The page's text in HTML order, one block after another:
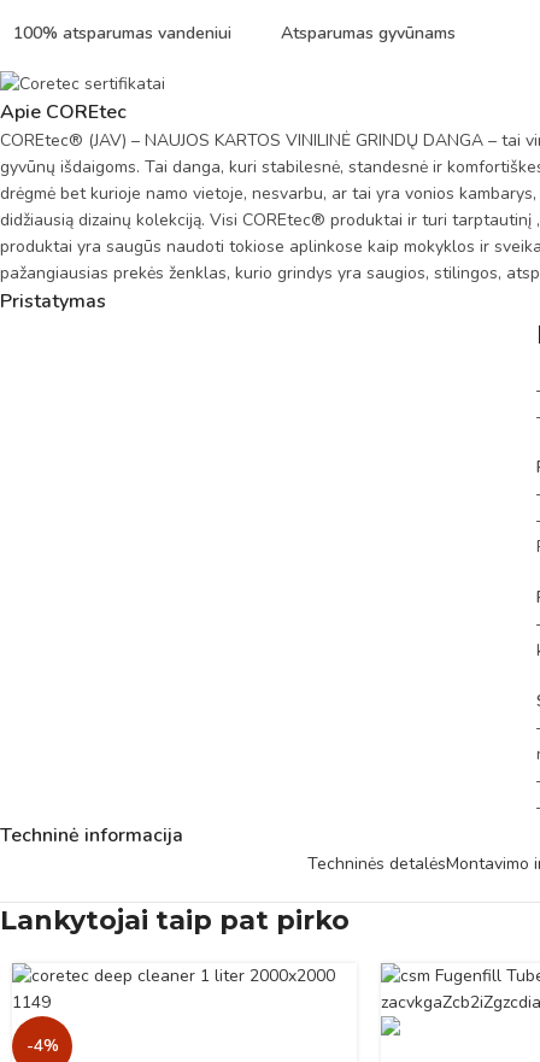
100% atsparumas vandeniui Atsparumas gyvūnams
Apie COREtec
COREtec® (JAV) – NAUJOS KARTOS VINILINĖ GRINDŲ DANGA –
gyvūnų išdaigoms. Tai danga, kuri stabilesnė, standesnė ir
drėgmė bet kurioje namo vietoje, nesvarbu, ar tai yra vonios
didžiausią dizainų kolekciją. Visi COREtec® produktai ir turi tarptautinį
produktai yra saugūs naudoti tokiose aplinkose kaip mokyklos ir
pažangiausias prekės ženklas, kurio grindys yra saugios, stilingos,
Pristatymas
Techninė informacija
Techninės detalėsMontavimo
Lankytojai taip pat pirko
-4%